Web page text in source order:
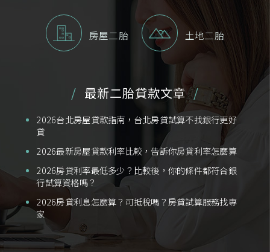
房屋二胎 土地二胎
最新二胎貸款文章
2026台北房屋貸款指南，台北房貸試算不找銀行更好
貸
2026最新房屋貸款利率比較，告訴你房貸利率怎麼算
2026房貸利率最低多少？比較後，你的條件都符合銀
行試算資格嗎？
2026房貸利息怎麼算？可抵稅嗎？房貸試算服務找專
家